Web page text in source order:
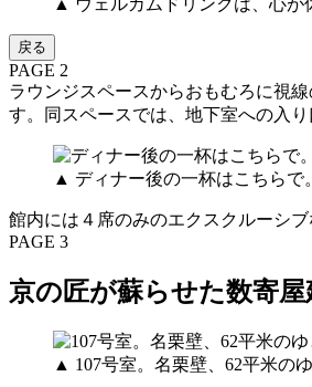
戻る
PAGE 2
ラウンジスペースからおもむろに視
す。同スペースでは、地下室への入
▲ ディナー後の一杯はこちらで。
館内には４席のみのエクスクルーシ
PAGE 3
京の匠が蘇らせた数寄屋
▲ 107号室。名栗壁、62平米の